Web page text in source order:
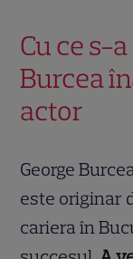
Cu ce s-
Burcea
actor
George
este originar
cariera în